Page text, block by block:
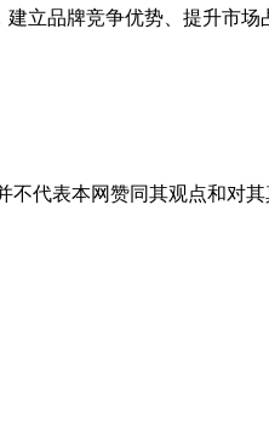
立品牌竞争优势、提升市场
代表本网赞同其观点和对